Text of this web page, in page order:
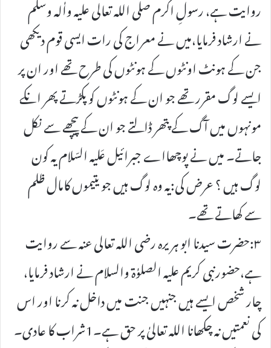
روایت ہے، رسولِ اکرم صلی اللہ تعالی علیہ واٰلہ وسلم
نے ارشاد فرمایا،میں نے معراج کی رات ایسی قوم دیکھی
جن کے ہونٹ اونٹوں کے ہونٹوں کی طرح تھے اور ان پر
ایسے لوگ مقرر تھے جو ان کے ہونٹوں کو پکڑتے پھر انکے
مونہوں میں آگ کے پتھر ڈالتے جو ان کے پیچھے سے نکل
جاتے۔ میں نے پوچھااے جبرائیل عَلیہ السّلام یہ کون
لوگ ہیں ؟ عرض کی:یہ وہ لوگ ہیں جو یتیموں کامال ظلم
سے کھاتے تھے۔
۳:حضرت سیدنا ابو ہریرہ رضی اللہ تعالی عنہ سے روایت
ہے،حضورنبی کریم علیہ الصلوٰۃ والسلام نے ارشاد فرمایا،
چار شخص ایسے ہیں جنہیں جنت میں داخل نہ کرنا اور اس
کی نعمتیں نہ چکھانا اللہ تعالیٰ پر حق ہے۔1شراب کا عادی۔